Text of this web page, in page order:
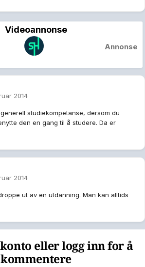
Videoannonse
Annonse
2014
studiekompetanse, dersom du
den en gang til å studere. Da er
2014
ut av en utdanning. Man kan alltids
eller logg inn for å
kommentere